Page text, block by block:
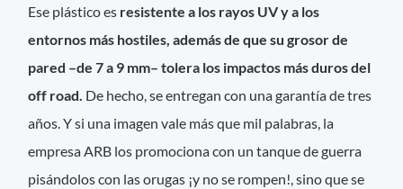
Ese plástico es resistente a los rayos UV y a los
entornos más hostiles, además de que su grosor de
pared –de 7 a 9 mm– tolera los impactos más duros del
off road. De hecho, se entregan con una garantía de tres
años. Y si una imagen vale más que mil palabras, la
empresa ARB los promociona con un tanque de guerra
pisándolos con las orugas ¡y no se rompen!, sino que se